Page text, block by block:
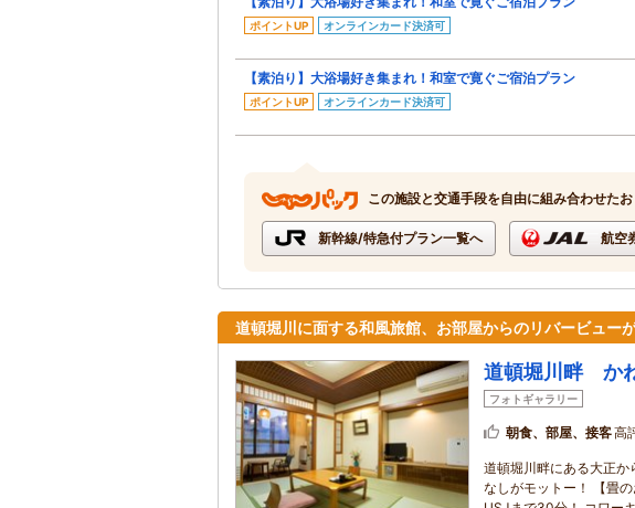
ポイントUP オンラインカード決済可
【素泊り】大浴場好き集まれ！和室で寛ぐご宿泊プラン
ポイントUP オンラインカード決済可
この施設と交通手段を自由に組み合わせた
新幹線/特急付プラン一覧へ 航空
道頓堀川に面する和風旅館、お部屋からのリバービュー
道頓堀川畔 か
フォトギャラリー
朝食、部屋、接客高
道頓堀川畔にある大正か
なしがモットー！ 【畳